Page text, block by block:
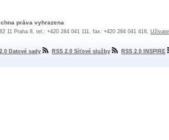
práva vyhrazena
11 Praha 8, tel.: +420 284 041 111, fax: +420 284 041 416,
Datové sady RSS 2.0 Síťové služby RSS 2.0 INSPIRE